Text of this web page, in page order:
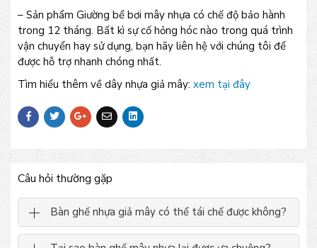
– Sản phẩm Giường bể bơi mây nhựa có chế độ bảo hành
trong 12 tháng. Bất kì sự cố hỏng hóc nào trong quá trình
vận chuyển hay sử dụng, bạn hãy liên hệ với chúng tôi để
được hỗ trợ nhanh chóng nhất.
Tìm hiểu thêm về dây nhựa giả mây: xem tại đây
Câu hỏi thường gặp
Bàn ghế nhựa giả mây có thể tái chế được không?